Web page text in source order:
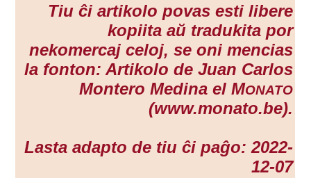
Tiu ĉi artikolo povas esti libere
kopiita aŭ tradukita por
nekomercaj celoj, se oni mencias
la fonton: Artikolo de Juan Carlos
Montero Medina el MONATO
(www.monato.be).
Lasta adapto de tiu ĉi paĝo: 2022-
12-07